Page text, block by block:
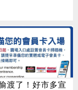
渡了！好市多宣